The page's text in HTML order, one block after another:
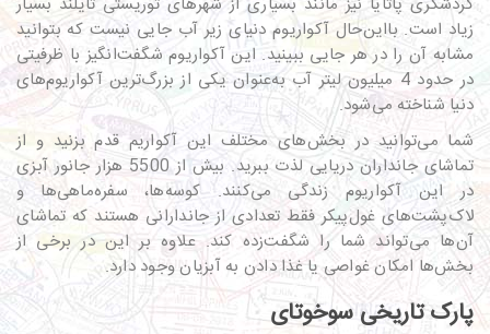
زیاد است. بااین‌حال آکواریوم دنیای زیر آب جایی نیست که بتوانید
مشابه آن را در هر جایی ببینید. این آکواریوم شگفت‌انگیز با ظرفیتی
در حدود 4 میلیون لیتر آب به‌عنوان یکی از بزرگ‌ترین آکواریوم‌های
دنیا شناخته می‌شود.
شما می‌توانید در بخش‌های مختلف این آکواریم قدم بزنید و از
تماشای جانداران دریایی لذت ببرید. بیش از 5500 هزار جانور آبزی
در این آکواریوم زندگی می‌کنند. کوسه‌ها، سفره‌ماهی‌ها و
لاک‌پشت‌های غول‌پیکر فقط تعدادی از جاندارانی هستند که تماشای
آن‌ها می‌تواند شما را شگفت‌زده کند. علاوه بر این در برخی از
بخش‌ها امکان غواصی یا غذا دادن به آبزیان وجود دارد.
پارک تاریخی سوخوتای